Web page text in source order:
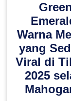
Warna
yang
Viral di
2025